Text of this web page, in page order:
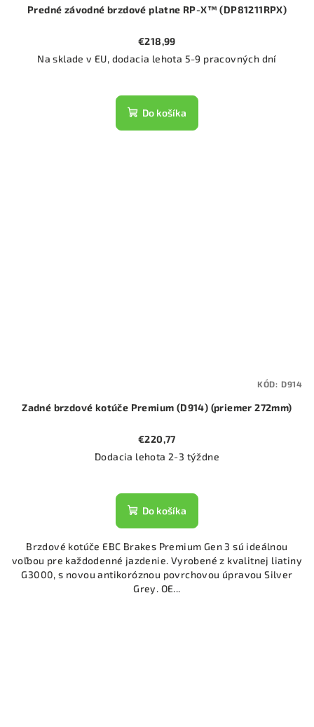
Predné závodné brzdové platne RP-X™ (DP81211RPX)
€218,99
Na sklade v EU, dodacia lehota 5-9 pracovných dní
Do košíka
Zadné brzdové kotúče Premium (D914) (priemer 272mm)
€220,77
Dodacia lehota 2-3 týždne
Do košíka
Brzdové kotúče EBC Brakes Premium Gen 3 sú ideálnou
voľbou pre každodenné jazdenie. Vyrobené z kvalitnej liatiny
G3000, s novou antikoróznou povrchovou úpravou Silver
Grey. OE...
KÓD: D914